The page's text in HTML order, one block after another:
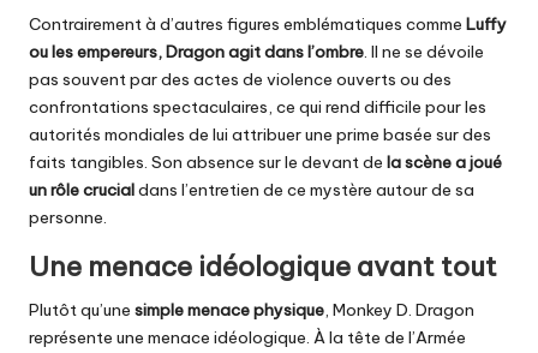
Contrairement à d’autres figures emblématiques comme Luffy
ou les empereurs, Dragon agit dans l’ombre. Il ne se dévoile
pas souvent par des actes de violence ouverts ou des
confrontations spectaculaires, ce qui rend difficile pour les
autorités mondiales de lui attribuer une prime basée sur des
faits tangibles. Son absence sur le devant de la scène a joué
un rôle crucialdans l’entretien de ce mystère autour de sa
personne.
Une menace idéologique avant tout
Plutôt qu’une simple menace physique, Monkey D. Dragon
représente une menace idéologique. À la tête de l’Armée